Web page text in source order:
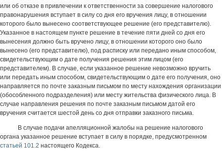
или об отказе в привлечении к ответственности за совершение налогового
правонарушения вступает в силу со дня его вручения лицу, в отношении
которого было вынесено соответствующее решение (его представителю).
Указанное в настоящем пункте решение в течение пяти дней со дня его
вынесения должно быть вручено лицу, в отношении которого оно было
вынесено (его представителю), под расписку или передано иным способом,
свидетельствующим о дате получения решения этим лицом (его
представителем). В случае, если указанное решение невозможно вручить
или передать иным способом, свидетельствующим о дате его получения, оно
направляется по почте заказным письмом по месту нахождения организации
(обособленного подразделения) или месту жительства физического лица. В
случае направления решения по почте заказным письмом датой его
вручения считается шестой день со дня отправки заказного письма.
В случае подачи апелляционной жалобы на решение налогового
органа указанное решение вступает в силу в порядке, предусмотренном
статьей 101.2 настоящего Кодекса.